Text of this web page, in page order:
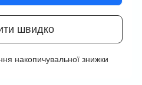
швидко
накопичувальної знижки